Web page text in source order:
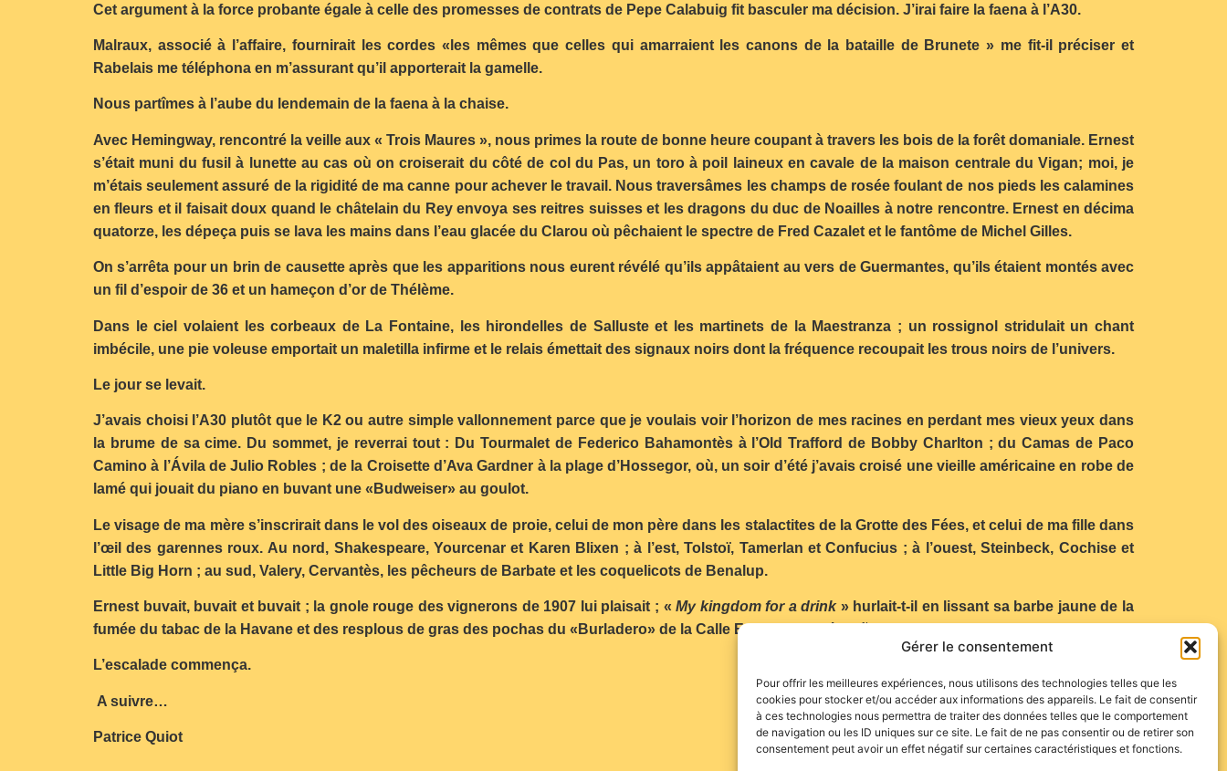
Gérer le consentement
Pour offrir les meilleures expériences, nous utilisons des technologies telles que les
cookies pour stocker et/ou accéder aux informations des appareils. Le fait de consentir
à ces technologies nous permettra de traiter des données telles que le comportement
de navigation ou les ID uniques sur ce site. Le fait de ne pas consentir ou de retirer son
consentement peut avoir un effet négatif sur certaines caractéristiques et fonctions.
Cet argument à la force probante égale à celle des promesses de contrats de Pepe Calabuig fit basculer ma décision. J’irai faire la faena à l’A30.
Malraux, associé à l’affaire, fournirait les cordes «les mêmes que celles qui amarraient les canons de la bataille de Brunete » me fit-il préciser et
Rabelais me téléphona en m’assurant qu’il apporterait la gamelle.
Nous partîmes à l’aube du lendemain de la faena à la chaise.
Avec Hemingway, rencontré la veille aux « Trois Maures », nous primes la route de bonne heure coupant à travers les bois de la forêt domaniale. Ernest
s’était muni du fusil à lunette au cas où on croiserait du côté de col du Pas, un toro à poil laineux en cavale de la maison centrale du Vigan; moi, je
m’étais seulement assuré de la rigidité de ma canne pour achever le travail. Nous traversâmes les champs de rosée foulant de nos pieds les calamines
en fleurs et il faisait doux quand le châtelain du Rey envoya ses reitres suisses et les dragons du duc de Noailles à notre rencontre. Ernest en décima
quatorze, les dépeça puis se lava les mains dans l’eau glacée du Clarou où pêchaient le spectre de Fred Cazalet et le fantôme de Michel Gilles.
On s’arrêta pour un brin de causette après que les apparitions nous eurent révélé qu’ils appâtaient au vers de Guermantes, qu’ils étaient montés avec
un fil d’espoir de 36 et un hameçon d’or de Thélème.
Dans le ciel volaient les corbeaux de La Fontaine, les hirondelles de Salluste et les martinets de la Maestranza ; un rossignol stridulait un chant
imbécile, une pie voleuse emportait un maletilla infirme et le relais émettait des signaux noirs dont la fréquence recoupait les trous noirs de l’univers.
Le jour se levait.
J’avais choisi l’A30 plutôt que le K2 ou autre simple vallonnement parce que je voulais voir l’horizon de mes racines en perdant mes vieux yeux dans
la brume de sa cime. Du sommet, je reverrai tout : Du Tourmalet de Federico Bahamontès à l’Old Trafford de Bobby Charlton ; du Camas de Paco
Camino à l’Ávila de Julio Robles ; de la Croisette d’Ava Gardner à la plage d’Hossegor, où, un soir d’été j’avais croisé une vieille américaine en robe de
lamé qui jouait du piano en buvant une «Budweiser» au goulot.
Le visage de ma mère s’inscrirait dans le vol des oiseaux de proie, celui de mon père dans les stalactites de la Grotte des Fées, et celui de ma fille dans
l’œil des garennes roux. Au nord, Shakespeare, Yourcenar et Karen Blixen ; à l’est, Tolstoï, Tamerlan et Confucius ; à l’ouest, Steinbeck, Cochise et
Little Big Horn ; au sud, Valery, Cervantès, les pêcheurs de Barbate et les coquelicots de Benalup.
Ernest buvait, buvait et buvait ; la gnole rouge des vignerons de 1907 lui plaisait ; « My kingdom for a drink» hurlait-t-il en lissant sa barbe jaune de la
fumée du tabac de la Havane et des resplous de gras des pochas du «Burladero» de la Calle Emilio Arrieta à Iruña.
L’escalade commença.
A suivre…
Patrice Quiot